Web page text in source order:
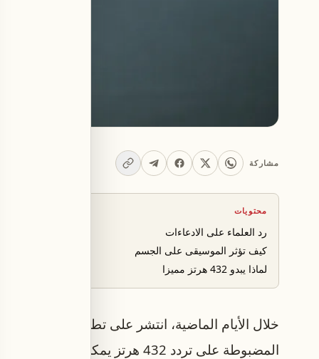
مشاركة
محتويات
رد العلماء على الادعاءات
كيف تؤثر الموسيقى على الجسم
لماذا يبدو 432 هرتز مميزا
خلال الأيام الماضية، انتشر على تطبيق «تيك توك»
المضبوطة على تردد 432 هرتز